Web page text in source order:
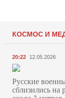
КОСМОС И
20:22 12.05.2026
Русские
сблизились на